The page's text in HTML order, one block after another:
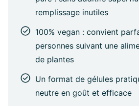
remplissage inutiles
100% vegan : convient
personnes suivant une
de plantes
Un format de gélules
neutre en goût et efficace